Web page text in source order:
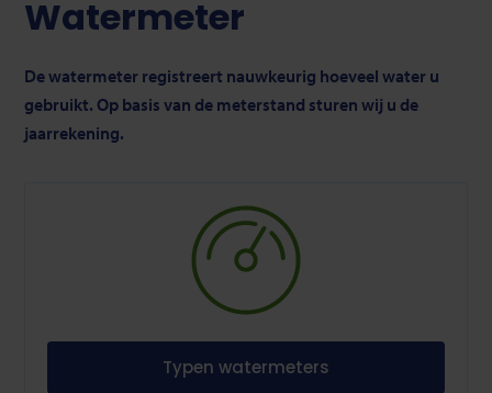
Watermeter
De watermeter registreert nauwkeurig hoeveel water u
gebruikt. Op basis van de meterstand sturen wij u de
jaarrekening.
Typen watermeters